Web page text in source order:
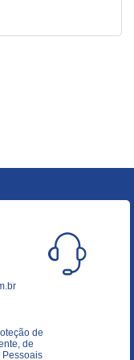
de
de
Pessoais